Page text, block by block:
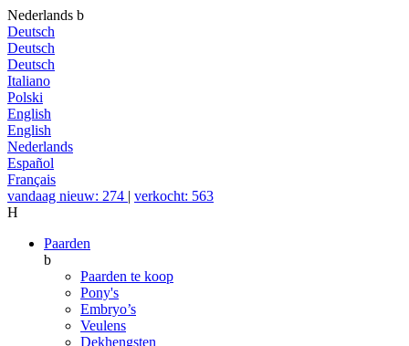
Nederlands b
Deutsch
Deutsch
Deutsch
Italiano
Polski
English
English
Nederlands
Español
Français
vandaag nieuw: 274 | verkocht: 563
H
Paarden
b
Paarden te koop
Pony's
Embryo’s
Veulens
Dekhengsten